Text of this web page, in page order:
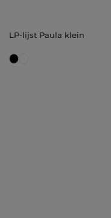
LP-lijst Paula klein